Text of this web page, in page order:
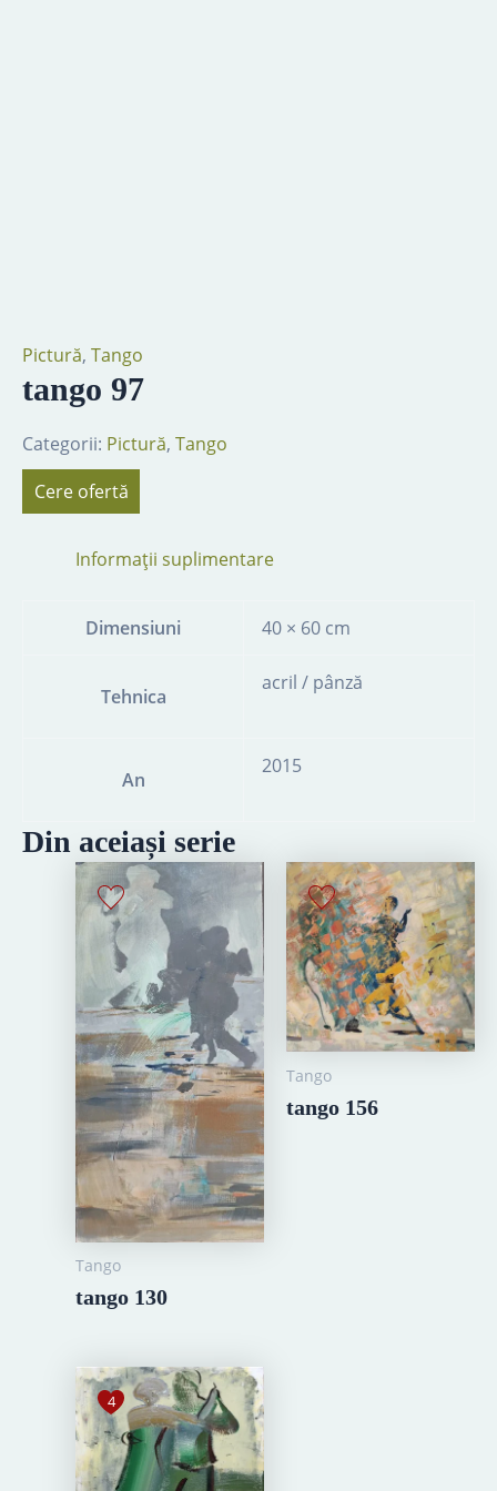
Pictură, Tango
tango 97
Categorii: Pictură, Tango
Cere ofertă
Informații suplimentare
Dimensiuni 40 × 60 cm
Tehnica
acril / pânză
An
2015
Din aceiași serie
Tango
tango 130
Tango
tango 156
4